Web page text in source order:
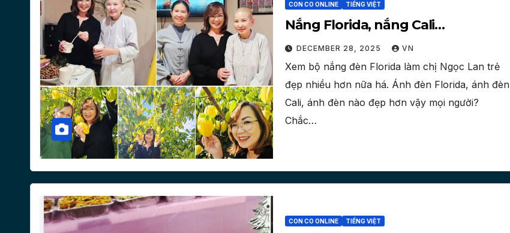
CON CO ONLINE TIẾNG VIỆT
Nắng Florida, nắng Cali…
DECEMBER 28, 2025 VN
Xem bộ nắng đèn Florida làm chị Ngọc Lan trẻ
đẹp nhiều hơn nữa há. Ánh đèn Florida, ánh đèn
Cali, ánh đèn nào đẹp hơn vậy mọi người?
Chắc…
CON CO ONLINE TIẾNG VIỆT